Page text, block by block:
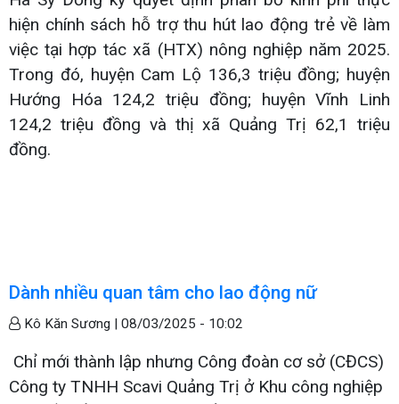
hiện chính sách hỗ trợ thu hút lao động trẻ về làm
việc tại hợp tác xã (HTX) nông nghiệp năm 2025.
Trong đó, huyện Cam Lộ 136,3 triệu đồng; huyện
Hướng Hóa 124,2 triệu đồng; huyện Vĩnh Linh
124,2 triệu đồng và thị xã Quảng Trị 62,1 triệu
đồng.
Dành nhiều quan tâm cho lao động nữ
Kô Kăn Sương | 08/03/2025 - 10:02
Chỉ mới thành lập nhưng Công đoàn cơ sở (CĐCS)
Công ty TNHH Scavi Quảng Trị ở Khu công nghiệp